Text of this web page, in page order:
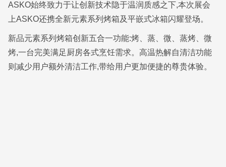
ASKO始终致力于让创新技术隐于温润质感之下,本次展会
上ASKO还携全新元素系列烤箱及平嵌式冰箱闪耀登场。
新品元素系列烤箱创新五合一功能:烤、蒸、微、蒸烤、微
烤,一台完美满足厨房各式烹饪需求。高温热解自清洁功能
则减少用户额外清洁工作,带给用户更加便捷的尊贵体验。